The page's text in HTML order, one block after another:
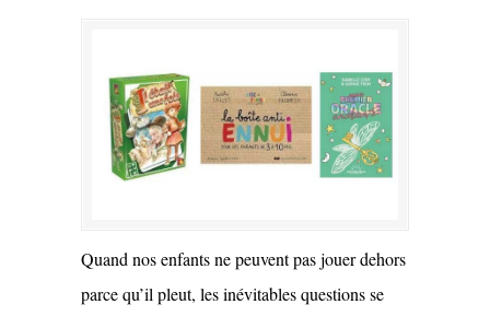
Quand nos enfants ne peuvent pas jouer dehors
parce qu’il pleut, les inévitables questions se